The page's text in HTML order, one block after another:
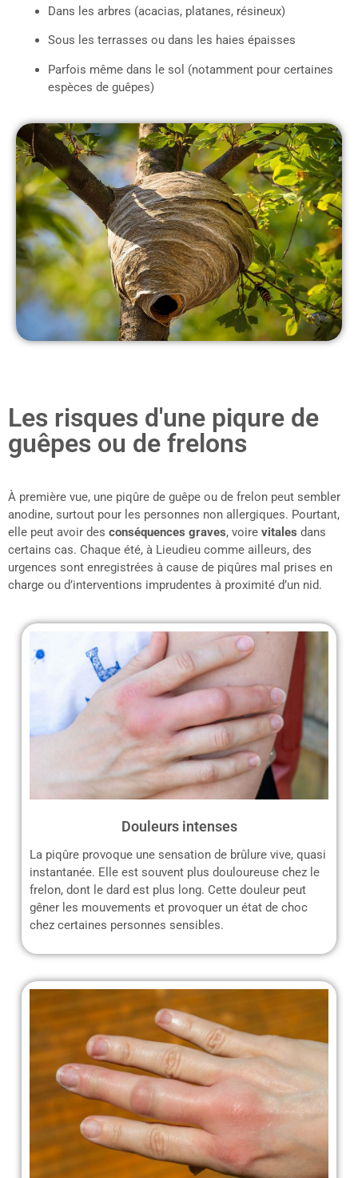
Dans les arbres (acacias, platanes, résineux)
Sous les terrasses ou dans les haies épaisses
Parfois même dans le sol (notamment pour certaines
espèces de guêpes)
Les risques d'une piqure de
guêpes ou de frelons
À première vue, une piqûre de guêpe ou de frelon peut sembler
anodine, surtout pour les personnes non allergiques. Pourtant,
elle peut avoir des conséquences graves, voire vitales dans
certains cas. Chaque été, à Lieudieu comme ailleurs, des
urgences sont enregistrées à cause de piqûres mal prises en
charge ou d’interventions imprudentes à proximité d’un nid.
Douleurs intenses
La piqûre provoque une sensation de brûlure vive, quasi
instantanée. Elle est souvent plus douloureuse chez le
frelon, dont le dard est plus long. Cette douleur peut
gêner les mouvements et provoquer un état de choc
chez certaines personnes sensibles.